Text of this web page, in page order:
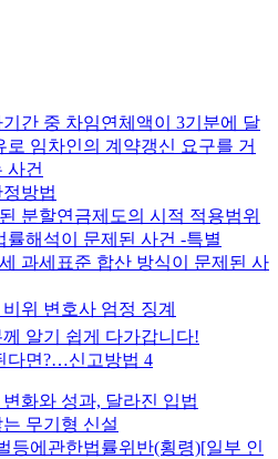
간 중 차임연체액이 3기분에 달
로 임차인의 계약갱신 요구를 거
사건
방법
분할연금제도의 시적 적용범위
률해석이 문제된 사건 -특별
과세표준 합산 방식이 문제된 사
위 변호사 엄정 징계
알기 쉽게 다가갑니다!
다면?…신고방법 4
화와 성과, 달라진 입법
무기형 신설
등에관한법률위반(횡령)[일부 인